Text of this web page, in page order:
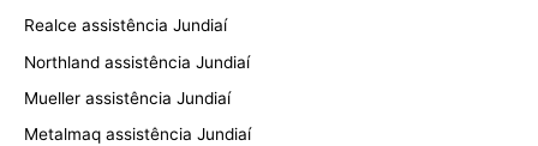
Realce assistência Jundiaí
Northland assistência Jundiaí
Mueller assistência Jundiaí
Metalmaq assistência Jundiaí